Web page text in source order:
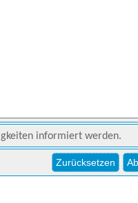
informiert werden.